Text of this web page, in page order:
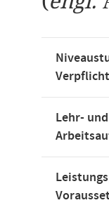
Lehr-